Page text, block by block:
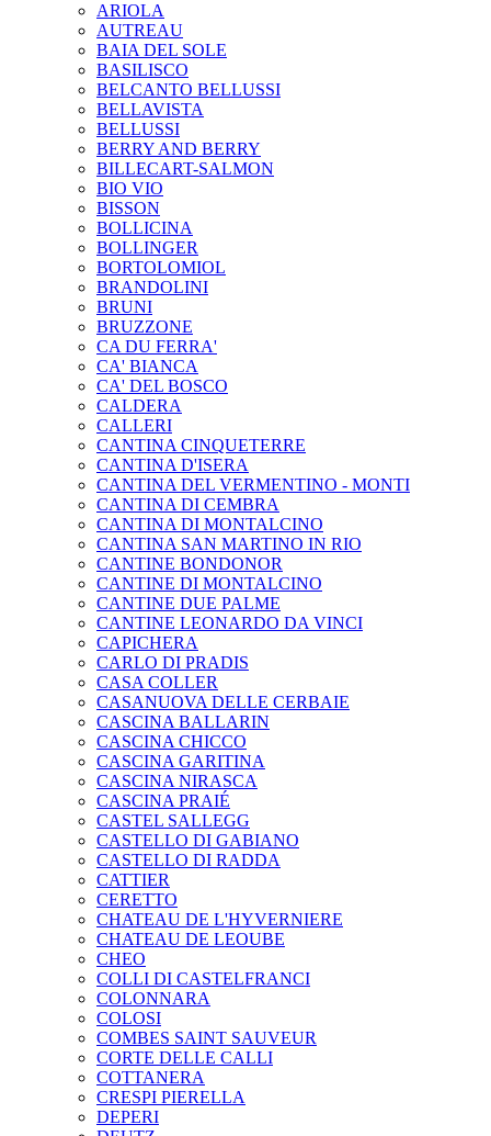
ARIOLA
AUTREAU
BAIA DEL SOLE
BASILISCO
BELCANTO BELLUSSI
BELLAVISTA
BELLUSSI
BERRY AND BERRY
BILLECART-SALMON
BIO VIO
BISSON
BOLLICINA
BOLLINGER
BORTOLOMIOL
BRANDOLINI
BRUNI
BRUZZONE
CA DU FERRA'
CA' BIANCA
CA' DEL BOSCO
CALDERA
CALLERI
CANTINA CINQUETERRE
CANTINA D'ISERA
CANTINA DEL VERMENTINO - MONTI
CANTINA DI CEMBRA
CANTINA DI MONTALCINO
CANTINA SAN MARTINO IN RIO
CANTINE BONDONOR
CANTINE DI MONTALCINO
CANTINE DUE PALME
CANTINE LEONARDO DA VINCI
CAPICHERA
CARLO DI PRADIS
CASA COLLER
CASANUOVA DELLE CERBAIE
CASCINA BALLARIN
CASCINA CHICCO
CASCINA GARITINA
CASCINA NIRASCA
CASCINA PRAIÉ
CASTEL SALLEGG
CASTELLO DI GABIANO
CASTELLO DI RADDA
CATTIER
CERETTO
CHATEAU DE L'HYVERNIERE
CHATEAU DE LEOUBE
CHEO
COLLI DI CASTELFRANCI
COLONNARA
COLOSI
COMBES SAINT SAUVEUR
CORTE DELLE CALLI
COTTANERA
CRESPI PIERELLA
DEPERI